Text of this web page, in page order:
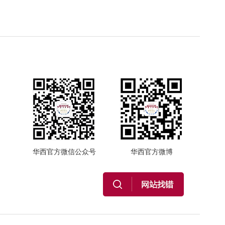
华西官方微信公众号 华西官方微博